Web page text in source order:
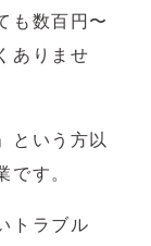
も数百円〜
ありませ
という方以
です。
トラブル